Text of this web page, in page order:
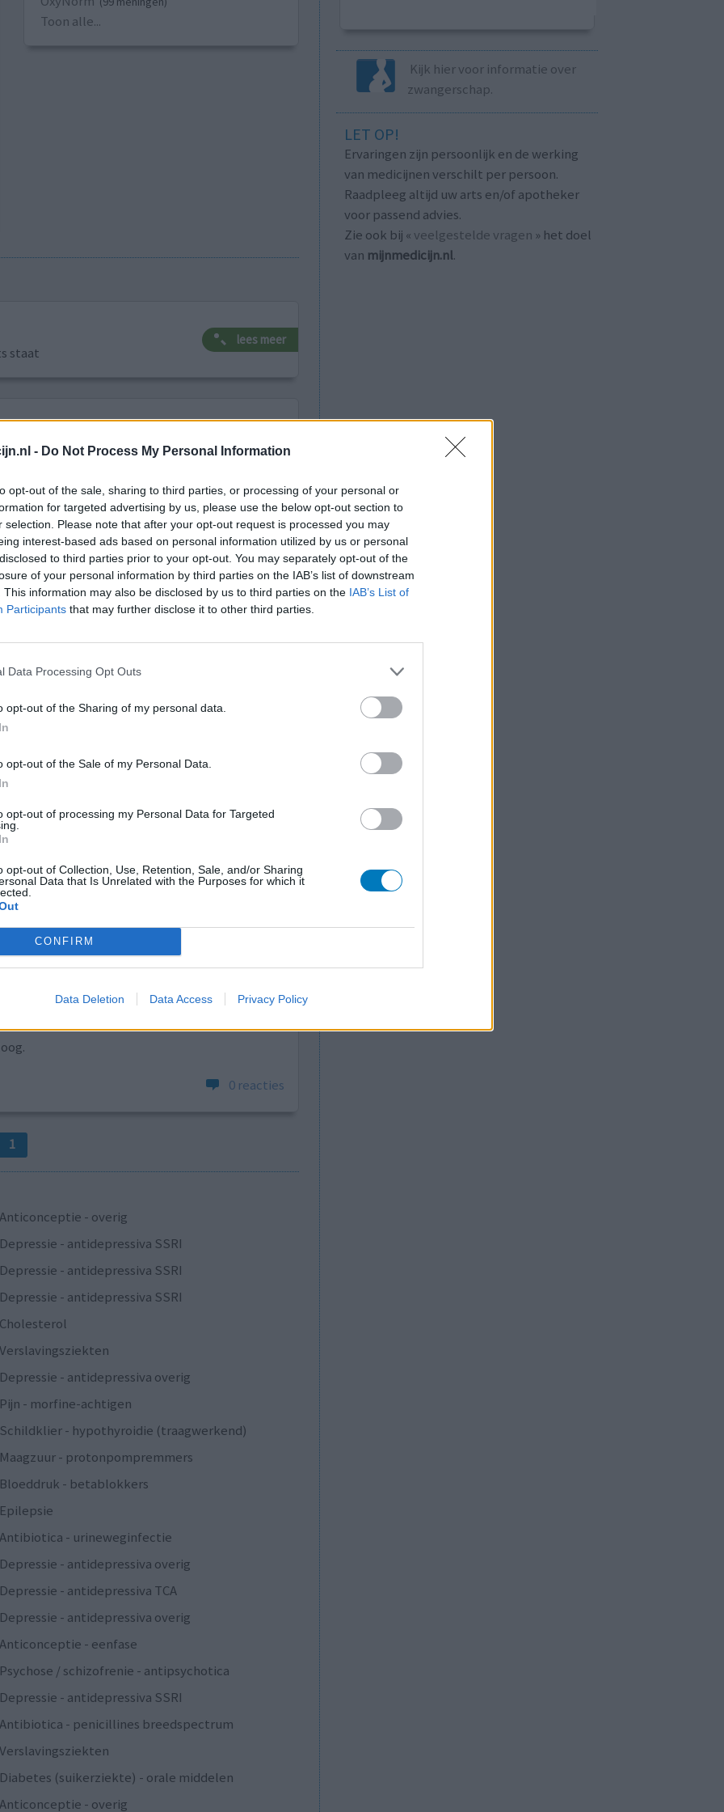
- Do Not Process My Personal Information
opt-out of the sale, sharing to third parties, or processing of your personal or
for targeted advertising by us, please use the below opt-out section to
selection. Please note that after your opt-out request is processed you may
interest-based ads based on personal information utilized by us or personal
to third parties prior to your opt-out. You may separately opt-out of the
of your personal information by third parties on the IAB’s list of downstream
This information may also be disclosed by us to third parties on the IAB’s List of
Participants that may further disclose it to other third parties.
Data Processing Opt Outs
opt-out of the Sharing of my personal data.
opt-out of the Sale of my Personal Data.
opt-out of processing my Personal Data for Targeted
opt-out of Collection, Use, Retention, Sale, and/or Sharing
Data that Is Unrelated with the Purposes for which it
CONFIRM
Data Deletion Data Access Privacy Policy
Toon alle...
staat
lees meer
strijd tegen chronische pijn
zware, verslavende pijnstillers zoals oxycodon
die zijn gemaakt van de papaverplant, worden
te dempen. Nieuwe cijfers van de Stichting
200.000 mensen deze middelen
leiden tot afhankelijkheid en in sommige
uitzending van Zembla spreken
de complexiteit van pijnbehandeling.
fentanyl en oxycodon: de strijd tegen chronische pijn
Hoeveelheid bijwerkingen
niet lopen
huisarts
0 reacties
1
Anticonceptie - overig
Depressie - antidepressiva SSRI
Depressie - antidepressiva SSRI
Depressie - antidepressiva SSRI
Cholesterol
Verslavingsziekten
Depressie - antidepressiva overig
Pijn - morfine-achtigen
Schildklier - hypothyroidie (traagwerkend)
Maagzuur - protonpompremmers
Bloeddruk - betablokkers
Epilepsie
Antibiotica - urineweginfectie
Depressie - antidepressiva overig
Depressie - antidepressiva TCA
Depressie - antidepressiva overig
Anticonceptie - eenfase
Psychose / schizofrenie - antipsychotica
Depressie - antidepressiva SSRI
Antibiotica - penicillines breedspectrum
Verslavingsziekten
Diabetes (suikerziekte) - orale middelen
Anticonceptie - overig
Kijk hier voor informatie over
zwangerschap.
LET OP!
Ervaringen zijn persoonlijk en de werking
van medicijnen verschilt per persoon.
Raadpleeg altijd uw arts en/of apotheker
voor passend advies.
Zie ook bij « veelgestelde vragen » het doel
van mijnmedicijn.nl.